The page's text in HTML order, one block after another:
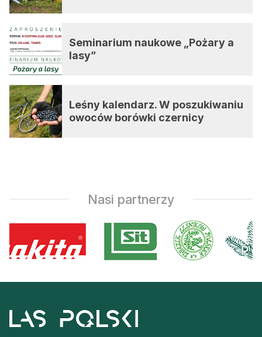
Seminarium naukowe „Pożary a
lasy”
Leśny kalendarz. W poszukiwaniu
owoców borówki czernicy
Nasi partnerzy